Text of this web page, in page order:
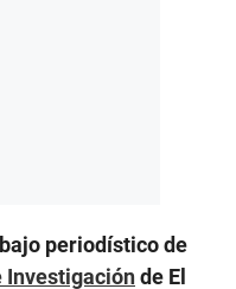
periodístico de
Investigaciónde El